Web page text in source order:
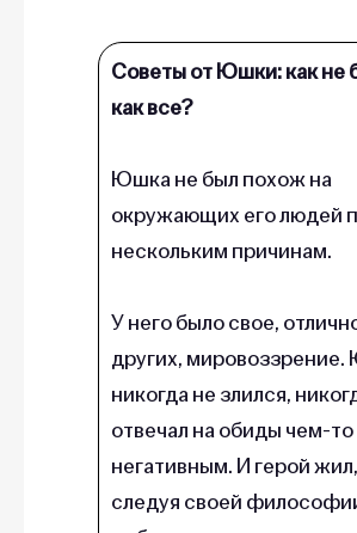
Советы от Юшки: как не
как все?
Юшка не был похож на
окружающих его людей
нескольким причинам.
У него было свое,
других,
никогда не злился,
отвечал на обиды чем-то
негативным. И герой жил,
следуя своей